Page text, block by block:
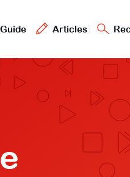
Guide Articles